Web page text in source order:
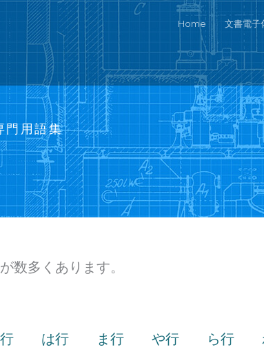
Home 文書電子
門用語集
数多くあります。
行 は行 ま行 や行 ら行